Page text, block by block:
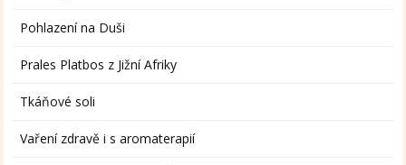
Pohlazení na Duši
Prales Platbos z Jižní Afriky
Tkáňové soli
Vaření zdravě i s aromaterapií